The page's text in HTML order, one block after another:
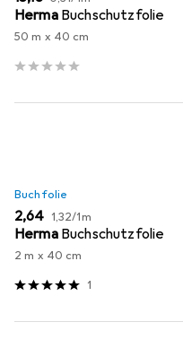
Herma Buchschutzfolie
50 m x 40 cm
Buchfolie
EUR
2,64 EUR
1,32/1m
Herma Buchschutzfolie
2 m x 40 cm
1